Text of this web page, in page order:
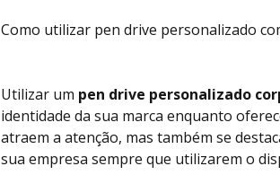
Como utilizar pen drive personalizado
Utilizar um pen drive personalizado
identidade da sua marca enquanto
atraem a atenção, mas também se
sua empresa sempre que utilizarem o